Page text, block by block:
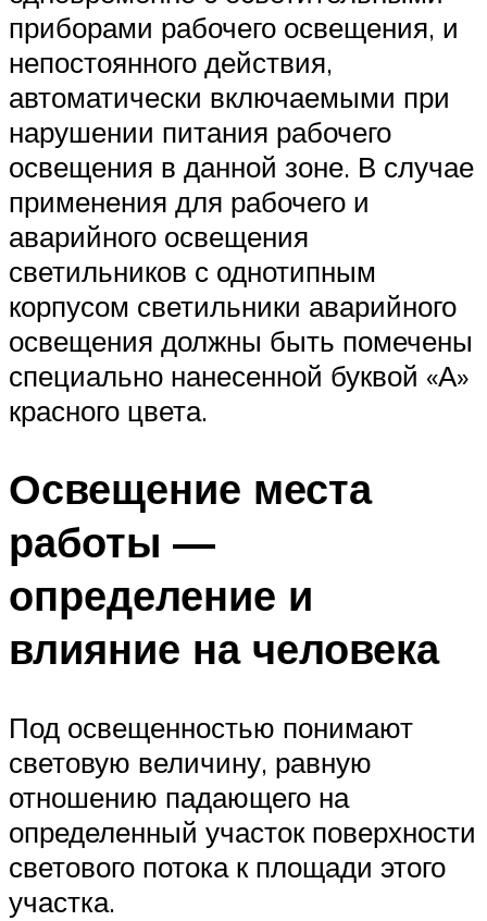
приборами рабочего освещения, и
непостоянного действия,
автоматически включаемыми при
нарушении питания рабочего
освещения в данной зоне. В случае
применения для рабочего и
аварийного освещения
светильников с однотипным
корпусом светильники аварийного
освещения должны быть помечены
специально нанесенной буквой «А»
красного цвета.
Освещение места
работы —
определение и
влияние на человека
Под освещенностью понимают
световую величину, равную
отношению падающего на
определенный участок поверхности
светового потока к площади этого
участка.